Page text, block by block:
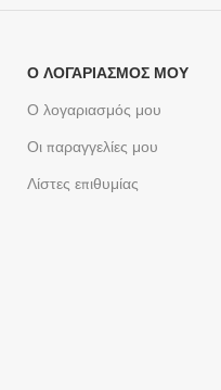
Ο ΛΟΓΑΡΙΑΣΜΌΣ ΜΟΥ
Ο λογαριασμός μου
Οι παραγγελίες μου
Λίστες επιθυμίας